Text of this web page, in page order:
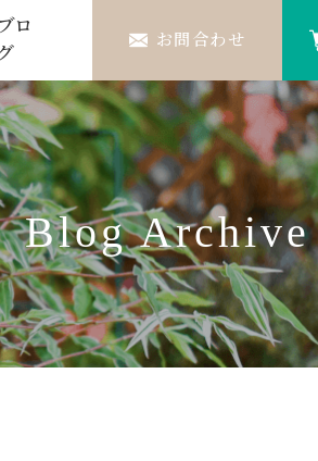
ブロ
お問合わせ
Blog Archive